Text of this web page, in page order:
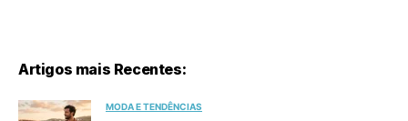
Artigos mais Recentes:
MODA E TENDÊNCIAS